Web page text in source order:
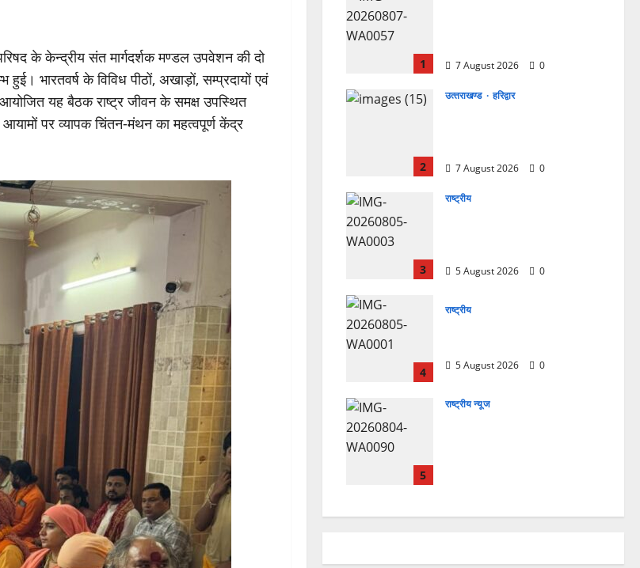
परिषद के केन्द्रीय संत मार्गदर्शक मण्डल उपवेशन की दो
भारतवर्ष के विविध पीठों, अखाड़ों, सम्प्रदायों एवं
आयोजित यह बैठक राष्ट्र जीवन के समक्ष उपस्थित
पर व्यापक चिंतन-मंथन का महत्वपूर्ण केंद्र
1 7 August 2026 0
2
उत्‍तराखण्‍ड हरिद्वार
7 August 2026 0
3
राष्ट्रीय
5 August 2026 0
4
राष्ट्रीय
5 August 2026 0
5
राष्ट्रीय न्यूज